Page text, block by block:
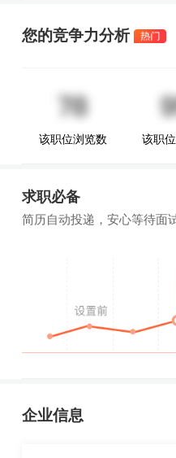
您的竞争力分析
该职位浏览数 该职
求职必备
简历自动投递，安心等待面
企业信息